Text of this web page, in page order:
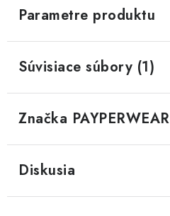
Parametre produktu
Súvisiace súbory (1)
Značka PAYPERWEAR
Diskusia